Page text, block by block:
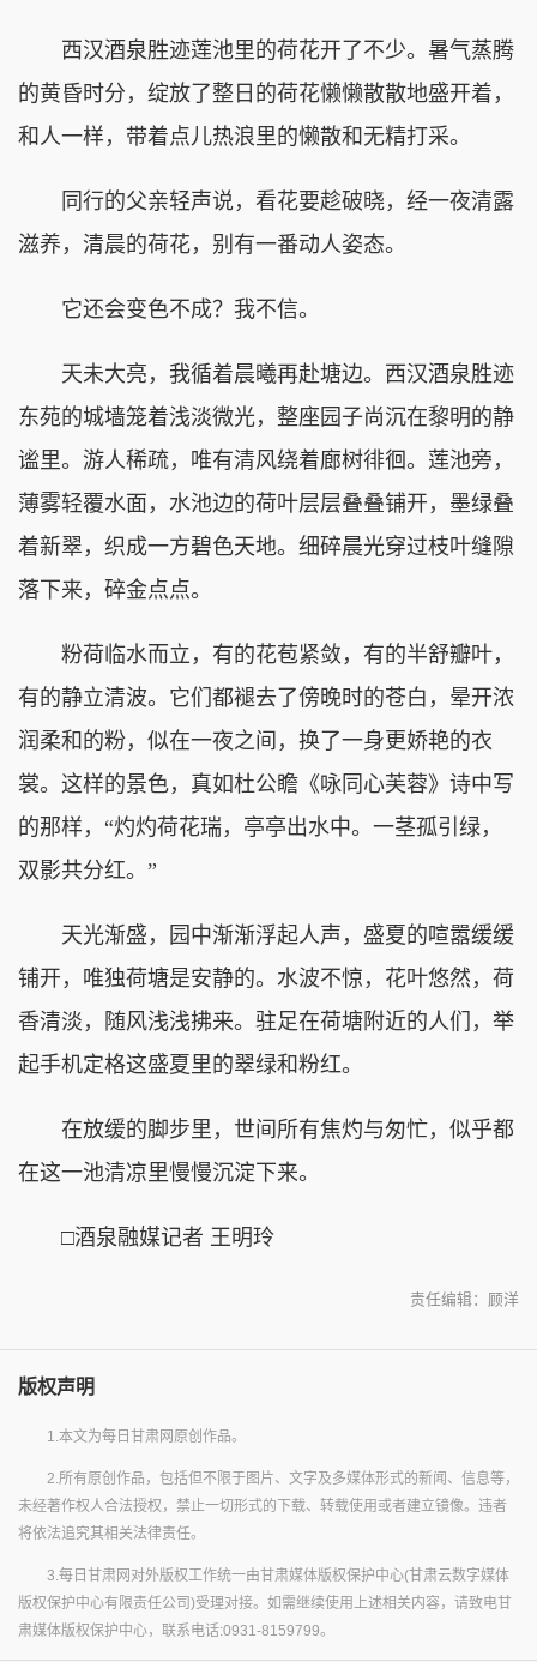
西汉酒泉胜迹莲池里的荷花开了不少。暑气蒸腾
的黄昏时分，绽放了整日的荷花懒懒散散地盛开着，
和人一样，带着点儿热浪里的懒散和无精打采。
同行的父亲轻声说，看花要趁破晓，经一夜清露
滋养，清晨的荷花，别有一番动人姿态。
它还会变色不成？我不信。
天未大亮，我循着晨曦再赴塘边。西汉酒泉胜迹
东苑的城墙笼着浅淡微光，整座园子尚沉在黎明的静
谧里。游人稀疏，唯有清风绕着廊树徘徊。莲池旁，
薄雾轻覆水面，水池边的荷叶层层叠叠铺开，墨绿叠
着新翠，织成一方碧色天地。细碎晨光穿过枝叶缝隙
落下来，碎金点点。
粉荷临水而立，有的花苞紧敛，有的半舒瓣叶，
有的静立清波。它们都褪去了傍晚时的苍白，晕开浓
润柔和的粉，似在一夜之间，换了一身更娇艳的衣
裳。这样的景色，真如杜公瞻《咏同心芙蓉》诗中写
的那样，“灼灼荷花瑞，亭亭出水中。一茎孤引绿，
双影共分红。”
天光渐盛，园中渐渐浮起人声，盛夏的喧嚣缓缓
铺开，唯独荷塘是安静的。水波不惊，花叶悠然，荷
香清淡，随风浅浅拂来。驻足在荷塘附近的人们，举
起手机定格这盛夏里的翠绿和粉红。
在放缓的脚步里，世间所有焦灼与匆忙，似乎都
在这一池清凉里慢慢沉淀下来。
□酒泉融媒记者 王明玲
责任编辑：顾洋
版权声明
1.本文为每日甘肃网原创作品。
2.所有原创作品，包括但不限于图片、文字及多媒体形式的新闻、信息等，
未经著作权人合法授权，禁止一切形式的下载、转载使用或者建立镜像。违者
将依法追究其相关法律责任。
3.每日甘肃网对外版权工作统一由甘肃媒体版权保护中心(甘肃云数字媒体
版权保护中心有限责任公司)受理对接。如需继续使用上述相关内容，请致电甘
肃媒体版权保护中心，联系电话:0931-8159799。